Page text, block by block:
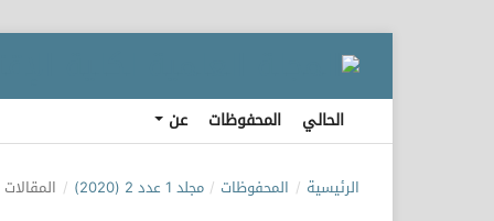
الحالي المحفوظات عن
الرئيسية / المحفوظات / مجلد 1 عدد 2 (2020) / المقالات